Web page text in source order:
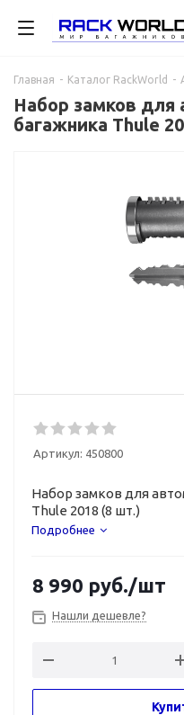
Главная - Каталог RackWorld -
Набор замков для
багажника Thule
Артикул: 450800
Набор замков для
Thule 2018 (8 шт.)
Подробнее
8 990 руб./шт
Нашли дешевле?